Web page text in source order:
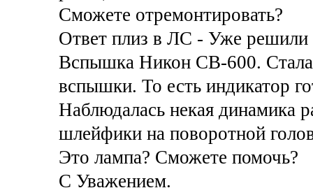
Сможете отремонтировать?
Ответ плиз в ЛС - Уже решили
Вспышка Никон СВ-600. Стала
вспышки. То есть индикатор
Наблюдалась некая динамика
шлейфики на поворотной
Это лампа? Сможете помочь?
С Уважением.